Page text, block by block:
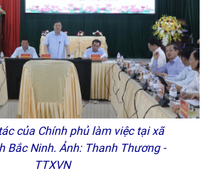
của Chính phủ làm việc tại xã
Bắc Ninh. Ảnh: Thanh Thương -
TTXVN